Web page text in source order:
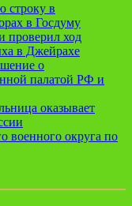
строку в
в Госдуму
проверил ход
в Джейрахе
о
палатой РФ и
оказывает
военного округа по